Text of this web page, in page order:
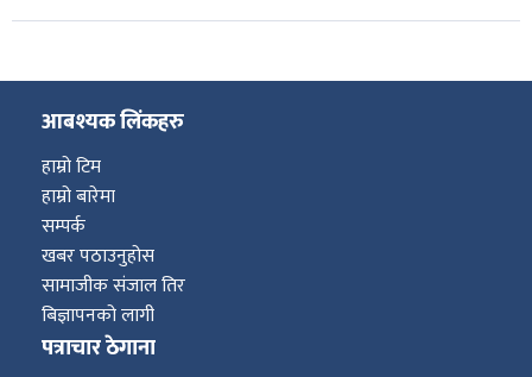
आबश्यक लिंकहरु
हाम्रो टिम
हाम्रो बारेमा
सम्पर्क
खबर पठाउनुहोस
सामाजीक संजाल तिर
बिज्ञापनको लागी
पत्राचार ठेगाना